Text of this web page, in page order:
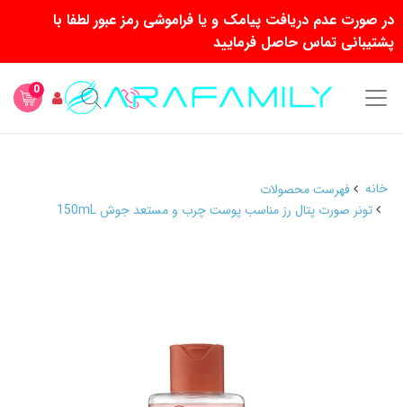
در صورت عدم دریافت پیامک و یا فراموشی رمز عبور لطفا با
پشتیبانی تماس حاصل فرمایید
0
خانه
فهرست محصولات
تونر صورت پتال رز مناسب پوست چرب و مستعد جوش 150mL